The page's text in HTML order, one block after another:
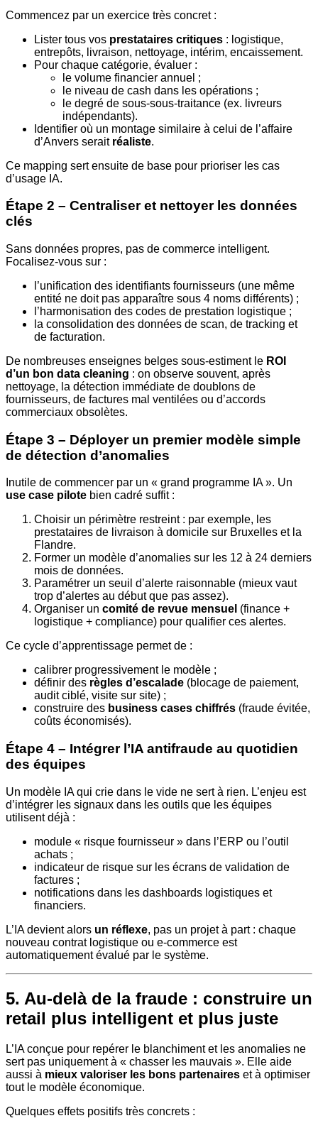
Commencez par un exercice très concret :
Lister tous vos prestataires critiques : logistique,
entrepôts, livraison, nettoyage, intérim, encaissement.
Pour chaque catégorie, évaluer :
le volume financier annuel ;
le niveau de cash dans les opérations ;
le degré de sous-sous-traitance (ex. livreurs
indépendants).
Identifier où un montage similaire à celui de l’affaire
d’Anvers serait réaliste.
Ce mapping sert ensuite de base pour prioriser les cas
d’usage IA.
Étape 2 – Centraliser et nettoyer les données
clés
Sans données propres, pas de commerce intelligent.
Focalisez-vous sur :
l’unification des identifiants fournisseurs (une même
entité ne doit pas apparaître sous 4 noms différents) ;
l’harmonisation des codes de prestation logistique ;
la consolidation des données de scan, de tracking et
de facturation.
De nombreuses enseignes belges sous-estiment le ROI
d’un bon data cleaning : on observe souvent, après
nettoyage, la détection immédiate de doublons de
fournisseurs, de factures mal ventilées ou d’accords
commerciaux obsolètes.
Étape 3 – Déployer un premier modèle simple
de détection d’anomalies
Inutile de commencer par un « grand programme IA ». Un
use case pilote bien cadré suffit :
Choisir un périmètre restreint : par exemple, les
prestataires de livraison à domicile sur Bruxelles et la
Flandre.
Former un modèle d’anomalies sur les 12 à 24 derniers
mois de données.
Paramétrer un seuil d’alerte raisonnable (mieux vaut
trop d’alertes au début que pas assez).
Organiser un comité de revue mensuel (finance +
logistique + compliance) pour qualifier ces alertes.
Ce cycle d’apprentissage permet de :
calibrer progressivement le modèle ;
définir des règles d’escalade (blocage de paiement,
audit ciblé, visite sur site) ;
construire des business cases chiffrés (fraude évitée,
coûts économisés).
Étape 4 – Intégrer l’IA antifraude au quotidien
des équipes
Un modèle IA qui crie dans le vide ne sert à rien. L’enjeu est
d’intégrer les signaux dans les outils que les équipes
utilisent déjà :
module « risque fournisseur » dans l’ERP ou l’outil
achats ;
indicateur de risque sur les écrans de validation de
factures ;
notifications dans les dashboards logistiques et
financiers.
L’IA devient alors un réflexe, pas un projet à part : chaque
nouveau contrat logistique ou e-commerce est
automatiquement évalué par le système.
5. Au-delà de la fraude : construire un
retail plus intelligent et plus juste
L’IA conçue pour repérer le blanchiment et les anomalies ne
sert pas uniquement à « chasser les mauvais ». Elle aide
aussi à mieux valoriser les bons partenaires et à optimiser
tout le modèle économique.
Quelques effets positifs très concrets :